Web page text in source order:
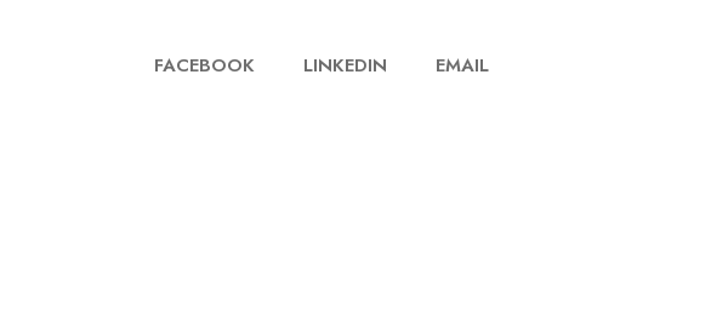
FACEBOOK LINKEDIN EMAIL